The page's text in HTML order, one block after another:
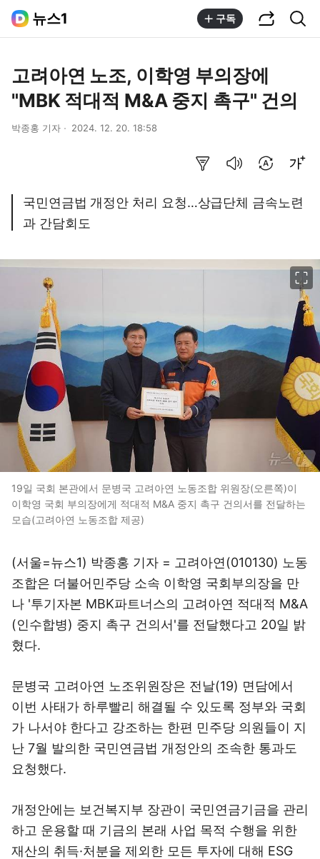
뉴스1 구독
고려아연 노조, 이학영 부의장에
"MBK 적대적 M&A 중지 촉구" 건의
박종홍 기자 2024. 12. 20. 18:58
국민연금법 개정안 처리 요청…상급단체 금속노련
과 간담회도
19일 국회 본관에서 문병국 고려아연 노동조합 위원장(오른쪽)이
이학영 국회 부의장에게 적대적 M&A 중지 촉구 건의서를 전달하는
모습(고려아연 노동조합 제공)
(서울=뉴스1) 박종홍 기자 = 고려아연(010130) 노동
조합은 더불어민주당 소속 이학영 국회부의장을 만
나 '투기자본 MBK파트너스의 고려아연 적대적 M&A
(인수합병) 중지 촉구 건의서'를 전달했다고 20일 밝
혔다.
문병국 고려아연 노조위원장은 전날(19) 면담에서
이번 사태가 하루빨리 해결될 수 있도록 정부와 국회
가 나서야 한다고 강조하는 한편 민주당 의원들이 지
난 7월 발의한 국민연금법 개정안의 조속한 통과도
요청했다.
개정안에는 보건복지부 장관이 국민연금기금을 관리
하고 운용할 때 기금의 본래 사업 목적 수행을 위한
재산의 취득·처분을 제외한 모든 투자에 대해 ESG